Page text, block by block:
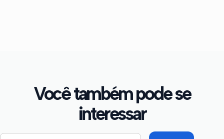
Você também pode se
interessar